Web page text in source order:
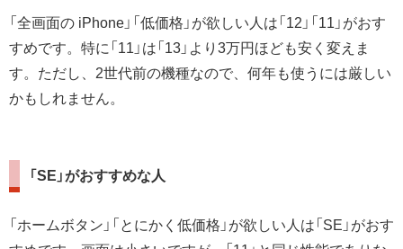
「全画面の iPhone」「低価格」が欲しい人は「12」「11」がおす
すめです。特に「11」は「13」より3万円ほども安く変えま
す。ただし、2世代前の機種なので、何年も使うには厳しい
かもしれません。
「SE」がおすすめな人
「ホームボタン」「とにかく低価格」が欲しい人は「SE」がおす